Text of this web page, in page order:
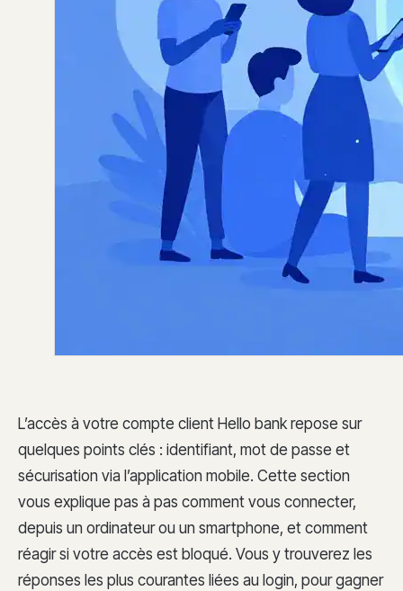
L’accès à votre compte client Hello bank repose sur
quelques points clés : identifiant, mot de passe et
sécurisation via l’application mobile. Cette section
vous explique pas à pas comment vous connecter,
depuis un ordinateur ou un smartphone, et comment
réagir si votre accès est bloqué. Vous y trouverez les
réponses les plus courantes liées au login, pour gagner